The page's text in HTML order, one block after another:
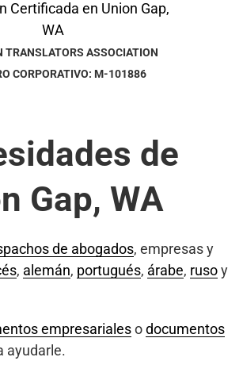
TRANSLATORS ASSOCIATION
CORPORATIVO: M-101886
de
Gap, WA
de abogados, empresas y
, alemán, portugués, árabe, rusoy
empresarialesodocumentos
ayudarle.